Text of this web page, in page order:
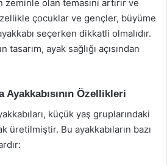
olan temasını artırır ve
çocuklar ve gençler, büyüme
seçerken dikkatli olmalıdır.
ayak sağlığı açısından
Ayakkabısının Özellikleri
küçük yaş gruplarındaki
üretilmiştir. Bu ayakkabıların bazı